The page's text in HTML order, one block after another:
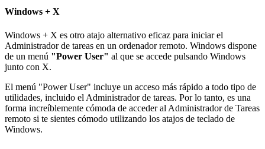
Windows + X
Windows + X es otro atajo alternativo eficaz para iniciar el
Administrador de tareas en un ordenador remoto. Windows dispone
de un menú "Power User" al que se accede pulsando Windows
junto con X.
El menú "Power User" incluye un acceso más rápido a todo tipo de
utilidades, incluido el Administrador de tareas. Por lo tanto, es una
forma increíblemente cómoda de acceder al Administrador de Tareas
remoto si te sientes cómodo utilizando los atajos de teclado de
Windows.